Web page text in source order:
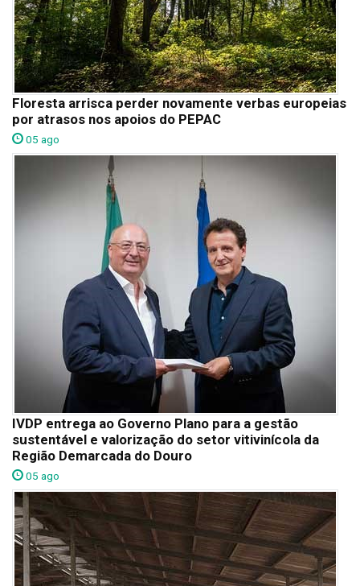
Floresta arrisca perder novamente verbas europeias
por atrasos nos apoios do PEPAC
05 ago
IVDP entrega ao Governo Plano para a gestão
sustentável e valorização do setor vitivinícola da
Região Demarcada do Douro
05 ago